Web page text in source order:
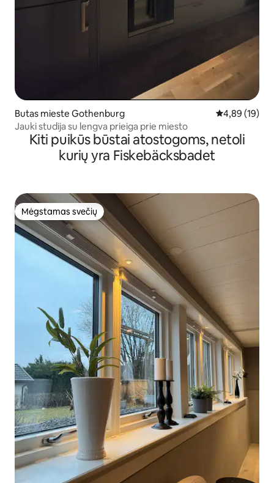
Butas mieste Gothenburg Vidutinis
4,89 (19)
Jauki studija su lengva prieiga prie miesto
Kiti puikūs būstai atostogoms, netoli
kurių yra Fiskebäcksbadet
Mėgstamas svečių
Mėgstamas svečių